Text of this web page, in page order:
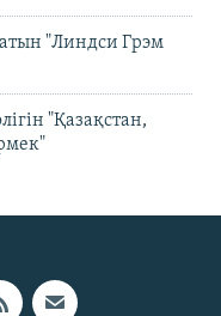
"Линдси Грэм
"Қазақстан,